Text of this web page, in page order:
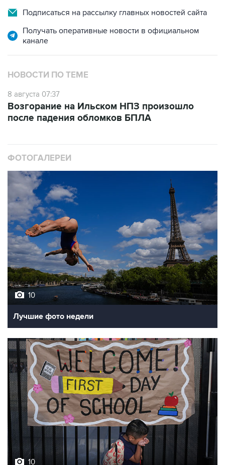
Подписаться на рассылку главных новостей сайта
Получать оперативные новости в официальном
канале
НОВОСТИ ПО ТЕМЕ
8 августа 07:37
Возгорание на Ильском НПЗ произошло
после падения обломков БПЛА
ФОТОГАЛЕРЕИ
10
Лучшие фото недели
10